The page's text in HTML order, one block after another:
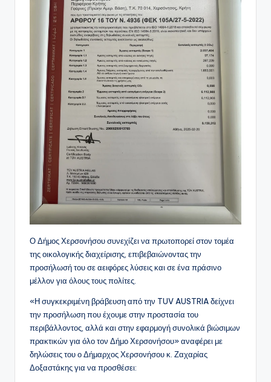
Ο Δήμος Χερσονήσου συνεχίζει να πρωτοπορεί στον τομέα
της οικολογικής διαχείρισης, επιβεβαιώνοντας την
προσήλωσή του σε αειφόρες λύσεις και σε ένα πράσινο
μέλλον για όλους τους πολίτες.
«Η συγκεκριμένη βράβευση από την TUV AUSTRIA δείχνει
την προσήλωση που έχουμε στην προστασία του
περιβάλλοντος, αλλά και στην εφαρμογή συνολικά βιώσιμων
πρακτικών για όλο τον Δήμο Χερσονήσου» αναφέρει με
δηλώσεις του ο Δήμαρχος Χερσονήσου κ. Ζαχαρίας
Δοξαστάκης για να προσθέσει: